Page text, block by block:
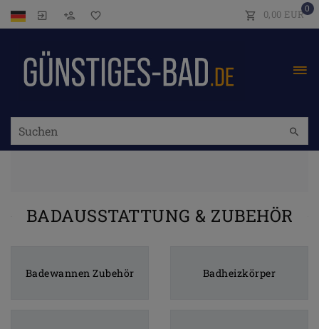
0
0,00 EUR
BADAUSSTATTUNG & ZUBEHÖR
Badewannen Zubehör Badheizkörper